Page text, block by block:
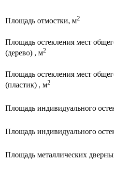
Площадь отмостки, м2
Площадь остекления мест
(дерево) , м2
Площадь остекления мест
(пластик) , м2
Площадь индивидуального
Площадь индивидуального
Площадь металлических